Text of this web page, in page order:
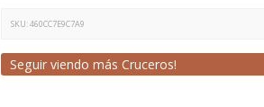
SKU:460CC7E9C7A9
Seguir viendo más Cruceros!